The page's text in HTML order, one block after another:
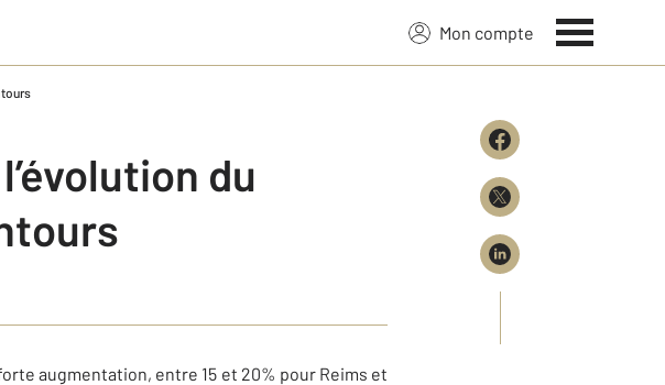
Mon compte
du
augmentation, entre 15 et 20% pour Reims et